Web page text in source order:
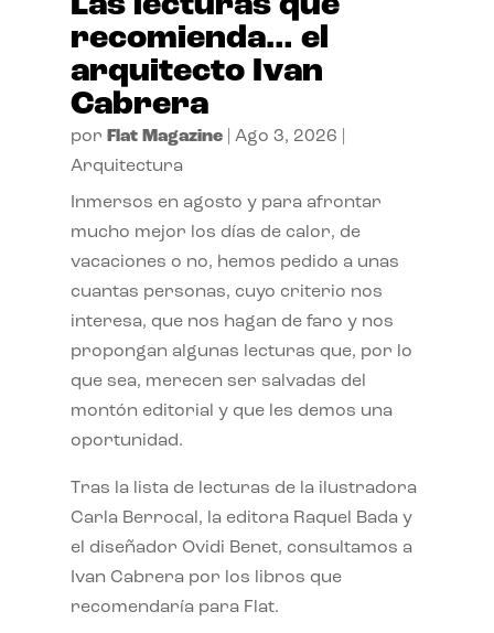
recomienda… el
arquitecto Ivan
Cabrera
por Flat Magazine| Ago 3, 2026
Arquitectura
Inmersos en agosto y para afrontar
mucho mejor los días de calor, de
vacaciones o no, hemos pedido a unas
cuantas personas, cuyo criterio nos
interesa, que nos hagan de faro y nos
propongan algunas lecturas que, por lo
que sea, merecen ser salvadas del
montón editorial y que les demos una
oportunidad.
Tras la lista de lecturas de la ilustradora
Carla Berrocal, la editora Raquel Bada y
el diseñador Ovidi Benet, consultamos a
Ivan Cabrera por los libros que
recomendaría para Flat.